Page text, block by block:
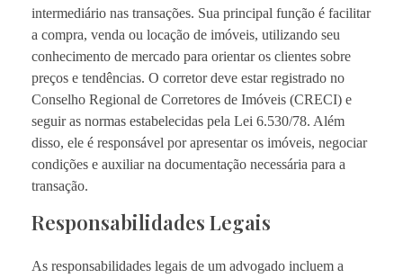
intermediário nas transações. Sua principal função é facilitar
a compra, venda ou locação de imóveis, utilizando seu
conhecimento de mercado para orientar os clientes sobre
preços e tendências. O corretor deve estar registrado no
Conselho Regional de Corretores de Imóveis (CRECI) e
seguir as normas estabelecidas pela Lei 6.530/78. Além
disso, ele é responsável por apresentar os imóveis, negociar
condições e auxiliar na documentação necessária para a
transação.
Responsabilidades Legais
As responsabilidades legais de um advogado incluem a